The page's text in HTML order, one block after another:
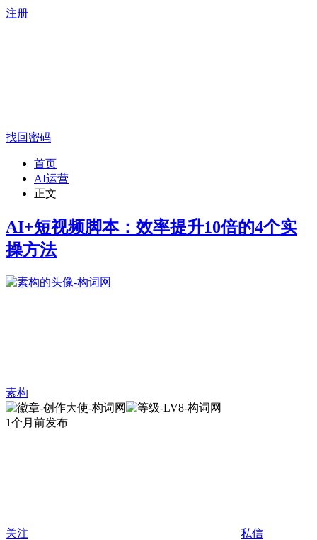
注册
找回密码
首页
AI运营
正文
AI+短视频脚本：效率提升10倍的4个实
操方法
素构
1个月前发布
关注 私信